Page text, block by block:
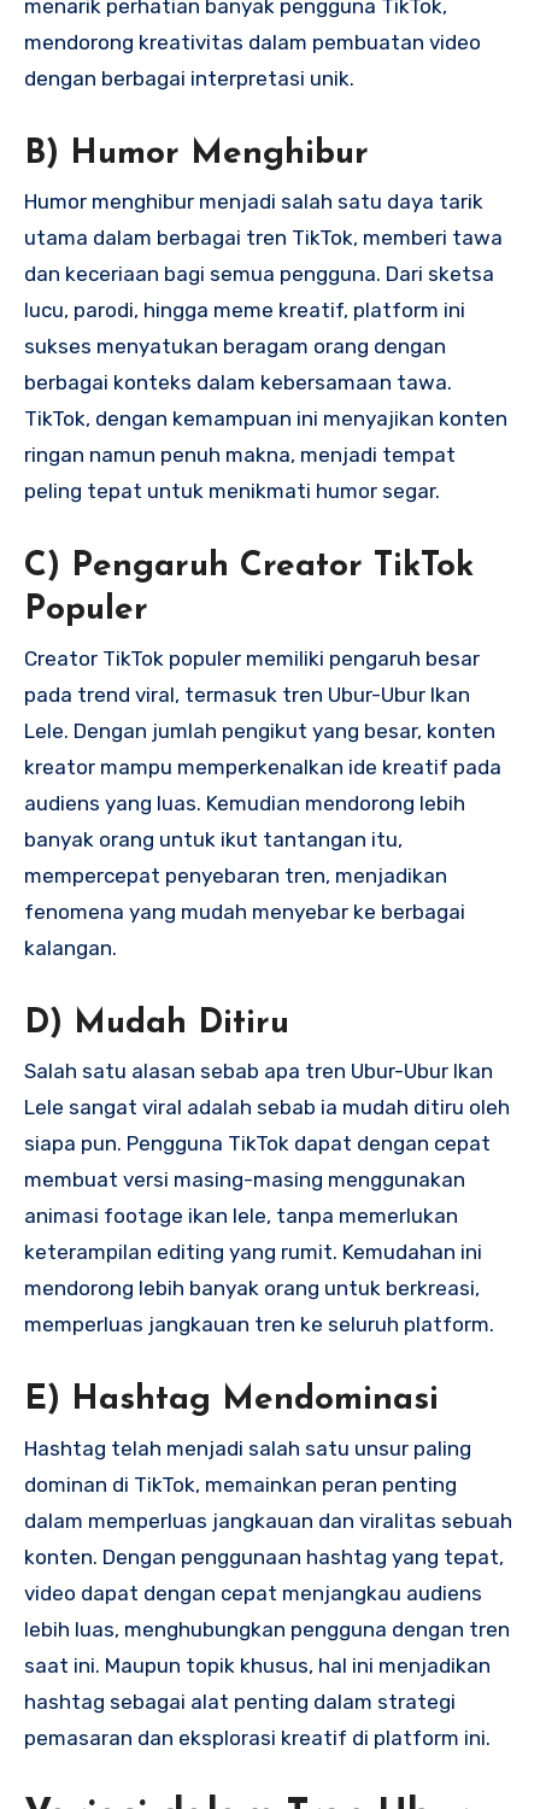
menarik perhatian banyak pengguna TikTok,
mendorong kreativitas dalam pembuatan video
dengan berbagai interpretasi unik.
B) Humor Menghibur
Humor menghibur menjadi salah satu daya tarik
utama dalam berbagai tren TikTok, memberi tawa
dan keceriaan bagi semua pengguna. Dari sketsa
lucu, parodi, hingga meme kreatif, platform ini
sukses menyatukan beragam orang dengan
berbagai konteks dalam kebersamaan tawa.
TikTok, dengan kemampuan ini menyajikan konten
ringan namun penuh makna, menjadi tempat
peling tepat untuk menikmati humor segar.
C) Pengaruh Creator TikTok
Populer
Creator TikTok populer memiliki pengaruh besar
pada trend viral, termasuk tren Ubur-Ubur Ikan
Lele. Dengan jumlah pengikut yang besar, konten
kreator mampu memperkenalkan ide kreatif pada
audiens yang luas. Kemudian mendorong lebih
banyak orang untuk ikut tantangan itu,
mempercepat penyebaran tren, menjadikan
fenomena yang mudah menyebar ke berbagai
kalangan.
D) Mudah Ditiru
Salah satu alasan sebab apa tren Ubur-Ubur Ikan
Lele sangat viral adalah sebab ia mudah ditiru oleh
siapa pun. Pengguna TikTok dapat dengan cepat
membuat versi masing-masing menggunakan
animasi footage ikan lele, tanpa memerlukan
keterampilan editing yang rumit. Kemudahan ini
mendorong lebih banyak orang untuk berkreasi,
memperluas jangkauan tren ke seluruh platform.
E) Hashtag Mendominasi
Hashtag telah menjadi salah satu unsur paling
dominan di TikTok, memainkan peran penting
dalam memperluas jangkauan dan viralitas sebuah
konten. Dengan penggunaan hashtag yang tepat,
video dapat dengan cepat menjangkau audiens
lebih luas, menghubungkan pengguna dengan tren
saat ini. Maupun topik khusus, hal ini menjadikan
hashtag sebagai alat penting dalam strategi
pemasaran dan eksplorasi kreatif di platform ini.